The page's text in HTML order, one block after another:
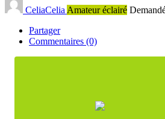
CeliaCelia Amateur éclairé
Partager
Commentaires (0)